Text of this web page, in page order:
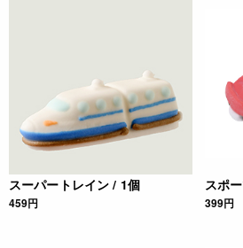
◆商品の在庫・販売状況について◆
・諸事情により、予告なく販売終了に
予めご了承ください。
・当サイトに掲載されている商品は、
ても必ずしも在庫を保証するものでは
JANコード
スーパートレイン / 1個
459円
スポ
399円